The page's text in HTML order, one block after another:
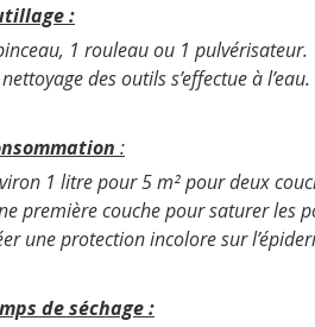
:
1 rouleau ou 1 pulvérisateur.
des outils s’effectue à l’eau.
:
1 litre pour 5 m² pour deux
première couche pour saturer les
une protection incolore sur
de séchage :